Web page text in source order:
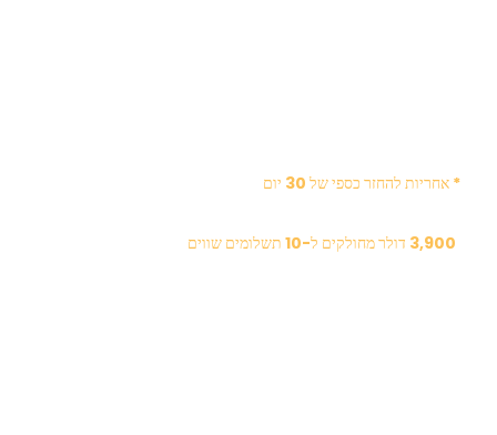
* אחריות להחזר כספי של 30 יום
3,900 דולר מחולקים ל-10 תשלומים שווים